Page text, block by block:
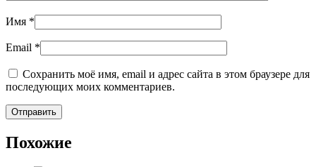
Имя *
Email *
Сохранить моё имя, email и адрес сайта в этом браузере для
последующих моих комментариев.
Похожие